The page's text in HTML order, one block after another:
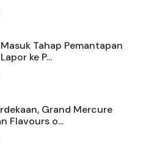
Tahap Pemantapan
ke P...
Grand Mercure
Flavours o...